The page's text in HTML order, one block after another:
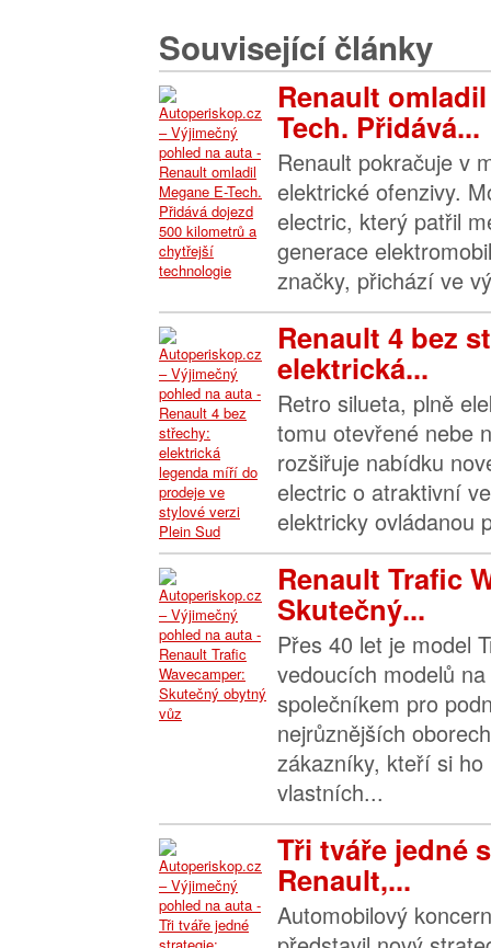
Související články
Renault
Tech. Přidává...
Renault pokračuje v
elektrické ofenzivy.
electric, který patřil
generace
značky, přichází ve
Renault 4 bez
elektrická...
Retro silueta, plně
tomu otevřené nebe
rozšiřuje nabídku
electric o atraktivní
elektricky ovládanou
Renault Trafic
Skutečný...
Přes 40 let je model
vedoucích modelů
společníkem pro
nejrůznějších
zákazníky, kteří si
vlastních...
Tři tváře jedné
Renault,...
Automobilový